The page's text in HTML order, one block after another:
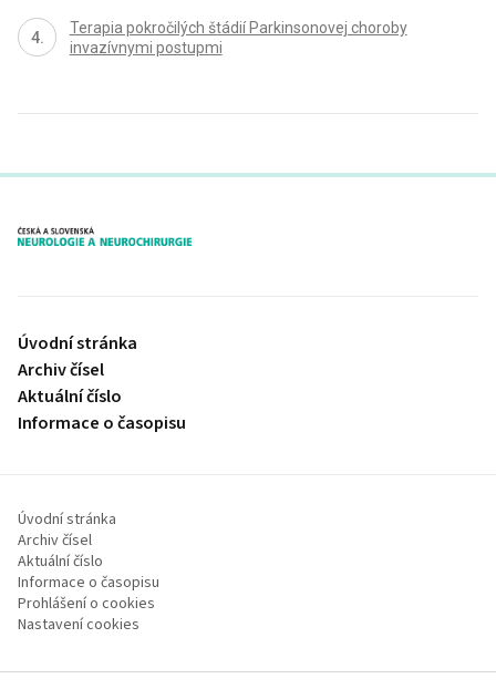
Terapia pokročilých štádií Parkinsonovej choroby
invazívnymi postupmi
proLékaře.cz
Úvodní stránka
Archiv čísel
Aktuální číslo
Informace o časopisu
Úvodní stránka
Archiv čísel
Aktuální číslo
Informace o časopisu
Prohlášení o cookies
Nastavení cookies